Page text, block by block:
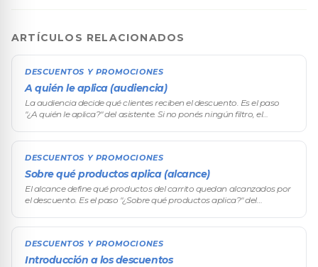
ARTÍCULOS RELACIONADOS
DESCUENTOS Y PROMOCIONES
A quién le aplica (audiencia)
La audiencia decide qué clientes reciben el descuento. Es el paso
"¿A quién le aplica?" del asistente. Si no ponés ningún filtro, el
DESCUENTOS Y PROMOCIONES
Sobre qué productos aplica (alcance)
El alcance define qué productos del carrito quedan alcanzados por
el descuento. Es el paso "¿Sobre qué productos aplica?" del
DESCUENTOS Y PROMOCIONES
Introducción a los descuentos